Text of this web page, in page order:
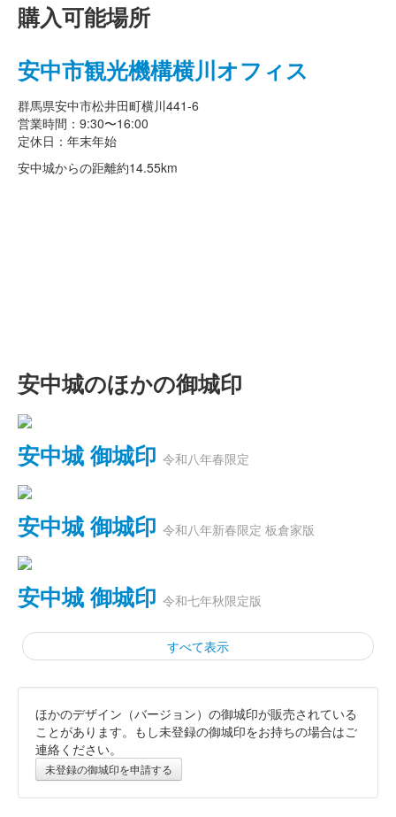
購入可能場所
安中市観光機構横川オフィス
群馬県安中市松井田町横川441-6
営業時間：9:30〜16:00
定休日：年末年始
安中城からの距離約14.55km
安中城のほかの御城印
安中城 御城印 令和八年春限定
安中城 御城印 令和八年新春限定 板倉家版
安中城 御城印 令和七年秋限定版
すべて表示
安中城 御城印 板倉家版
安中城 御城印 板倉氏令和七年夏限定版
ほかのデザイン（バージョン）の御城印が販売されている
ことがあります。もし未登録の御城印をお持ちの場合はご
連絡ください。
未登録の御城印を申請する